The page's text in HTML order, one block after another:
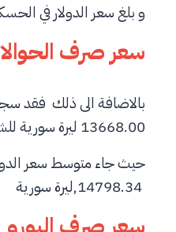
و بلغ سعر الدولار في الحسكة عند مستوى 15350
سعر صرف
بالاضافة الى ذلك فقد
13668.00 ليرة سورية للشراء للدولار الأمريكي الواحد